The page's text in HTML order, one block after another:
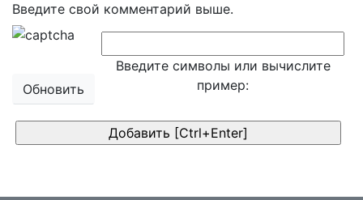
Введите свой комментарий выше.
Обновить
Введите символы или вычислите
пример: